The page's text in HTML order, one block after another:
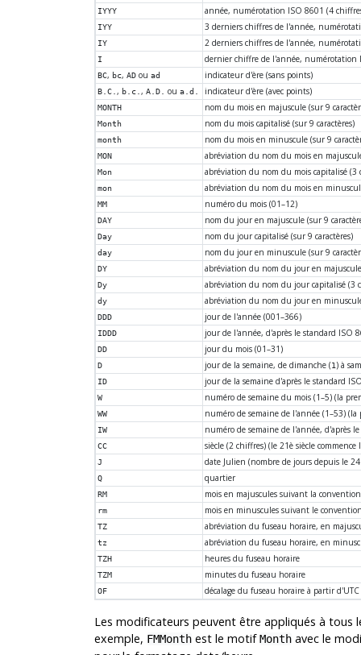
IYYY année, numérotation ISO 8601 (4
IYY 3 derniers chiffres de l'année,
IY 2 derniers chiffres de l'année,
I dernier chiffre de l'année, numérotation
BC, bc,AD ouad indicateur d'ère (sans points)
B.C., b.c.,A.D. oua.d. indicateur d'ère (avec points)
MONTH nom du mois en majuscule (sur 9
Month nom du mois capitalisé (sur 9 caractères)
month nom du mois en minuscule (sur 9
MON abréviation du nom du mois en
Mon abréviation du nom du mois capitalisé (3
mon abréviation du nom du mois en
MM numéro du mois (01–12)
DAY nom du jour en majuscule (sur 9
Day nom du jour capitalisé (sur 9 caractères)
day nom du jour en minuscule (sur 9
DY abréviation du nom du jour en
Dy abréviation du nom du jour capitalisé (3
dy abréviation du nom du jour en
DDD jour de l'année (001–366)
IDDD jour de l'année, d'après le standard ISO
DD jour du mois (01–31)
D jour de la semaine, de dimanche (1) à
ID jour de la semaine d'après le standard
W numéro de semaine du mois (1–5) (la
WW numéro de semaine de l'année (1–53)
IW numéro de semaine de l'année, d'après
CC siècle (2 chiffres) (le 21è siècle
J date Julien (nombre de jours depuis le
Q quartier
RM mois en majuscules suivant la
rm mois en minuscules suivant le
TZ abréviation du fuseau horaire, en
tz abréviation du fuseau horaire, en
TZH heures du fuseau horaire
TZM minutes du fuseau horaire
OF décalage du fuseau horaire à partir
Les modificateurs peuvent être appliqués à
exemple, FMMonthest le motifMonthavec le